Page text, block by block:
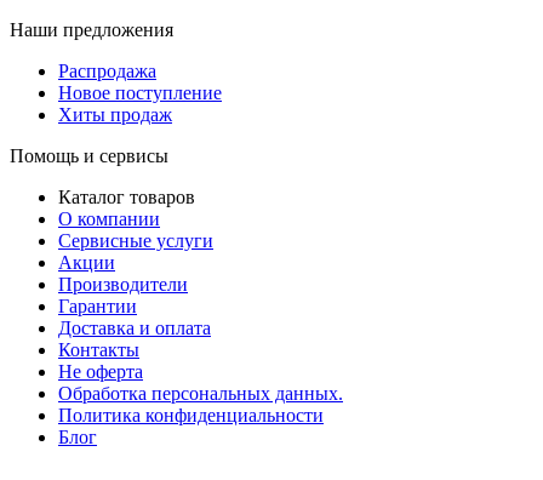
Наши предложения
Распродажа
Новое поступление
Хиты продаж
Помощь и сервисы
Каталог товаров
О компании
Сервисные услуги
Акции
Производители
Гарантии
Доставка и оплата
Контакты
Не оферта
Обработка персональных данных.
Политика конфиденциальности
Блог